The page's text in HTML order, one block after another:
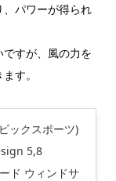
パワーが得られ
すが、風の力を
す。
ックスポーツ)
5,8
ド ウィンドサ